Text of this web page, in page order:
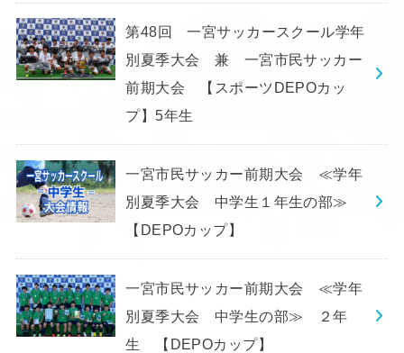
第48回 一宮サッカースクール学年
別夏季大会 兼 一宮市民サッカー
前期大会 【スポーツDEPOカッ
プ】5年生
一宮市民サッカー前期大会 ≪学年
別夏季大会 中学生１年生の部≫
【DEPOカップ】
一宮市民サッカー前期大会 ≪学年
別夏季大会 中学生の部≫ ２年
生 【DEPOカップ】